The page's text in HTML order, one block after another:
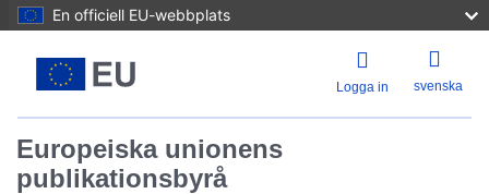
En officiell EU-webbplats
Logga in svenska
Europeiska unionens
publikationsbyrå